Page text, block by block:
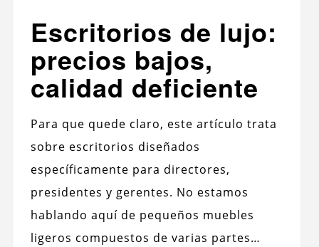
Escritorios de lujo:
precios bajos,
calidad deficiente
Para que quede claro, este artículo trata
sobre escritorios diseñados
específicamente para directores,
presidentes y gerentes. No estamos
hablando aquí de pequeños muebles
ligeros compuestos de varias partes…